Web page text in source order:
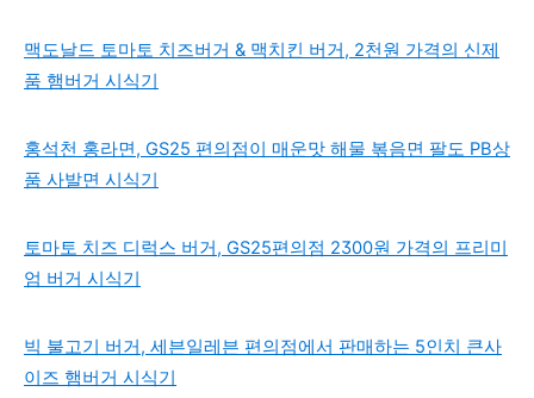
맥도날드 토마토 치즈버거 & 맥치킨 버거, 2천원 가격의 신제
품 햄버거 시식기
홍석천 홍라면, GS25 편의점이 매운맛 해물 볶음면 팔도 PB상
품 사발면 시식기
토마토 치즈 디럭스 버거, GS25편의점 2300원 가격의 프리미
엄 버거 시식기
빅 불고기 버거, 세븐일레븐 편의점에서 판매하는 5인치 큰사
이즈 햄버거 시식기